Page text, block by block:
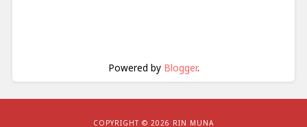
Powered by Blogger.
COPYRIGHT © 2026 RIN MUNA